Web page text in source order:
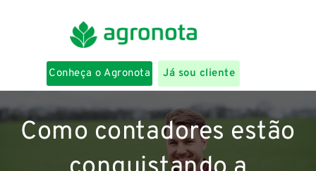
Conheça o Agronota Já sou cliente
Como contadores estão